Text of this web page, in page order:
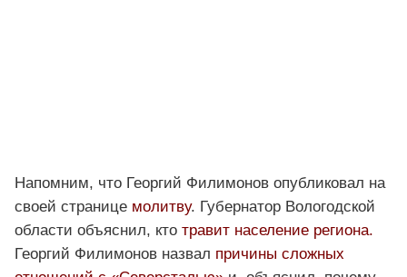
Напомним, что Георгий Филимонов опубликовал на
своей странице молитву. Губернатор Вологодской
области объяснил, кто травит население региона.
Георгий Филимонов назвал причины сложных